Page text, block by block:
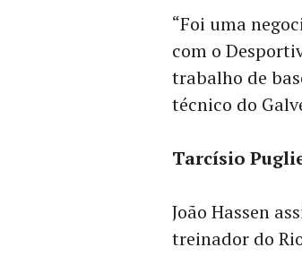
“Foi uma
com o
trabalho de
técnico do
Tarcísio
João Hassen
treinador do